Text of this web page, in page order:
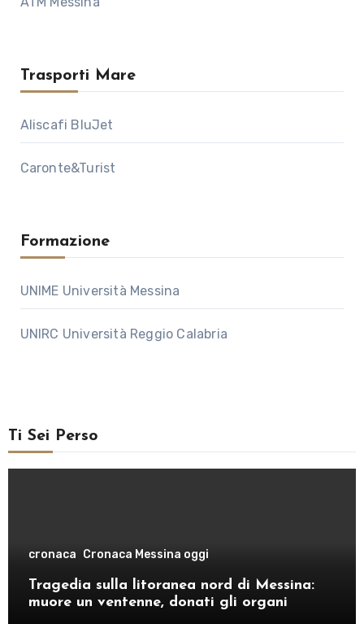
Trasporti Mare
Aliscafi BluJet
Caronte&Turist
Formazione
UNIME Università Messina
UNIRC Università Reggio Calabria
Ti Sei Perso
cronaca Cronaca Messina oggi
Tragedia sulla litoranea nord di Messina:
muore un ventenne, donati gli organi